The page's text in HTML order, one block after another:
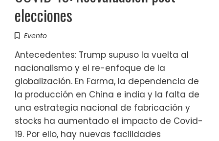
elecciones
Evento
Antecedentes: Trump supuso la vuelta al
nacionalismo y el re-enfoque de la
globalización. En Farma, la dependencia de
la producción en China e india y la falta de
una estrategia nacional de fabricación y
stocks ha aumentado el impacto de Covid-
19. Por ello, hay nuevas facilidades